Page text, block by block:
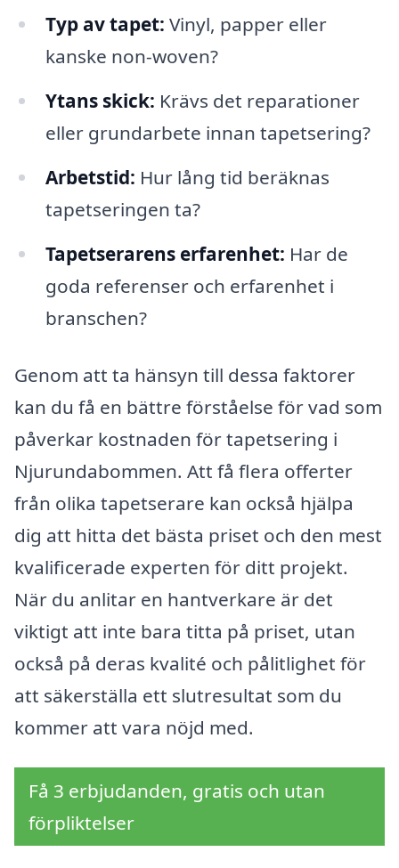
Typ av tapet: Vinyl, papper eller
kanske non-woven?
Ytans skick: Krävs det reparationer
eller grundarbete innan tapetsering?
Arbetstid: Hur lång tid beräknas
tapetseringen ta?
Tapetserarens erfarenhet: Har de
goda referenser och erfarenhet i
branschen?
Genom att ta hänsyn till dessa faktorer
kan du få en bättre förståelse för vad som
påverkar kostnaden för tapetsering i
Njurundabommen. Att få flera offerter
från olika tapetserare kan också hjälpa
dig att hitta det bästa priset och den mest
kvalificerade experten för ditt projekt.
När du anlitar en hantverkare är det
viktigt att inte bara titta på priset, utan
också på deras kvalité och pålitlighet för
att säkerställa ett slutresultat som du
kommer att vara nöjd med.
Få 3 erbjudanden, gratis och utan
förpliktelser